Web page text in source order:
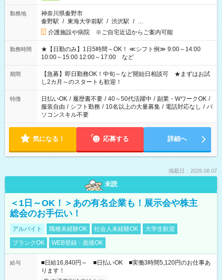
勤務地
神奈川県秦野市
秦野駅 / 東海大学前駅 / 渋沢駅 / …
介護施設や病院 ※ご自宅近辺からご案内可能
勤務時間
★【日勤のみ】1日5時間～OK！ ≪シフト例≫ 9:00～14:00
10:00～15:00 12:00～17:00 など
期間
【急募】即日勤務OK！中旬～など開始日相談可 ★まずはお試
し2カ月～のスタートも歓迎！
特徴 日払いOK / 履歴書不要 / 40～50代活躍中 / 副業・WワークOK /
服装自由 / シフト勤務 / 10名以上の大量募集 / 電話対応なし / パ
ソコンスキル不要
気になる！ 応募する 詳細へ
掲載日：2026.08.07
未読
＜1日～OK！＞あの有名企業も！展示会や株主
総会のお手伝い！
アルバイト 職種未経験OK 社会人未経験OK
大学生歓迎
ブランクOK
WEB登録・面接OK
給与
■日給16,840円～ ■日払いOK ■実働3時間5,120円のお仕事あ
ります！